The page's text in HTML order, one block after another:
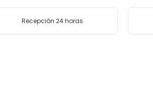
Recepción 24 horas